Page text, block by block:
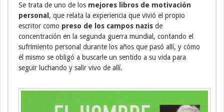
Se trata de uno de los mejores libros de motivación
personal , que relata la experiencia que vivió el propio
escritor como preso de los campos nazis de
concentración en la segunda guerra mundial, contando el
sufrimiento personal durante los años que pasó allí, y cómo
él mismo se obligó a buscarle un sentido a su vida para
seguir luchando y salir vivo de allí.